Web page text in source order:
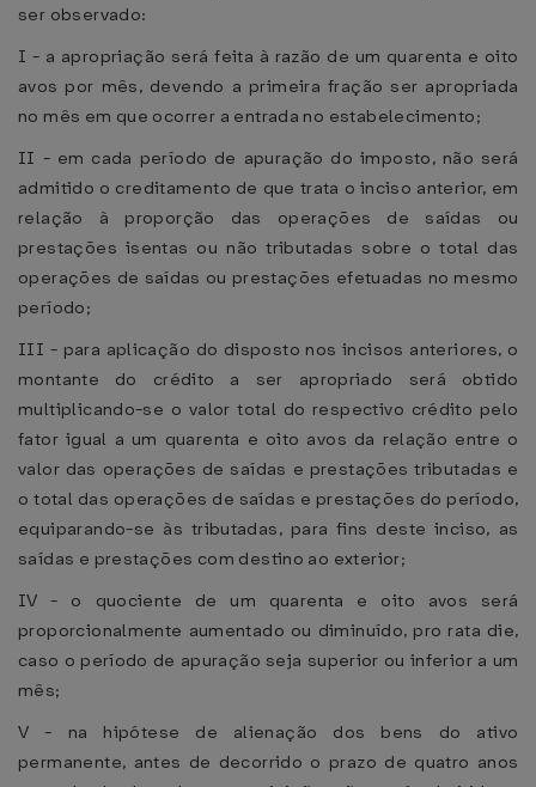
ser observado:
I - a apropriação será feita à razão de um quarenta e oito
avos por mês, devendo a primeira fração ser apropriada
no mês em que ocorrer a entrada no estabelecimento;
II - em cada período de apuração do imposto, não será
admitido o creditamento de que trata o inciso anterior, em
relação à proporção das operações de saídas ou
prestações isentas ou não tributadas sobre o total das
operações de saídas ou prestações efetuadas no mesmo
período;
III - para aplicação do disposto nos incisos anteriores, o
montante do crédito a ser apropriado será obtido
multiplicando-se o valor total do respectivo crédito pelo
fator igual a um quarenta e oito avos da relação entre o
valor das operações de saídas e prestações tributadas e
o total das operações de saídas e prestações do período,
equiparando-se às tributadas, para fins deste inciso, as
saídas e prestações com destino ao exterior;
IV - o quociente de um quarenta e oito avos será
proporcionalmente aumentado ou diminuído, pro rata die,
caso o período de apuração seja superior ou inferior a um
mês;
V - na hipótese de alienação dos bens do ativo
permanente, antes de decorrido o prazo de quatro anos